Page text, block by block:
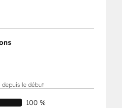
depuis le début
100 %